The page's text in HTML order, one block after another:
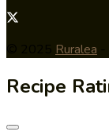
Ruralea
Recipe